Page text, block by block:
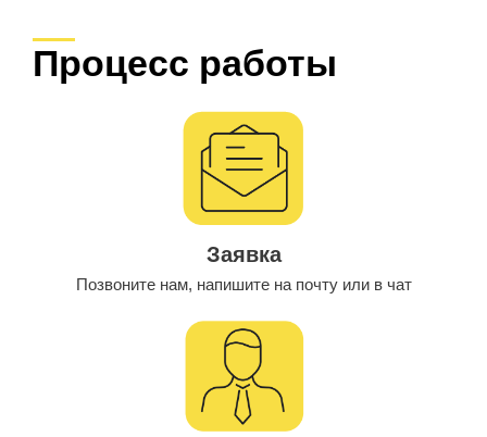
Процесс работы
Заявка
Позвоните нам, напишите на почту или в чат